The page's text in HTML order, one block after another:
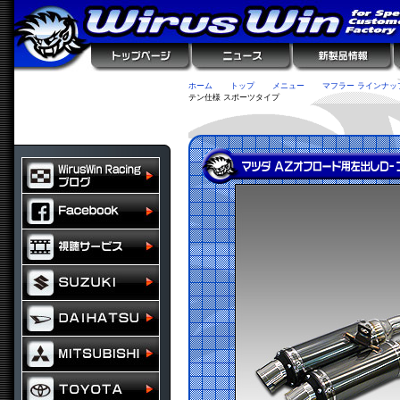
ホーム トップ メニュー
マフラー ラインナッ
テン仕様 スポーツタイプ